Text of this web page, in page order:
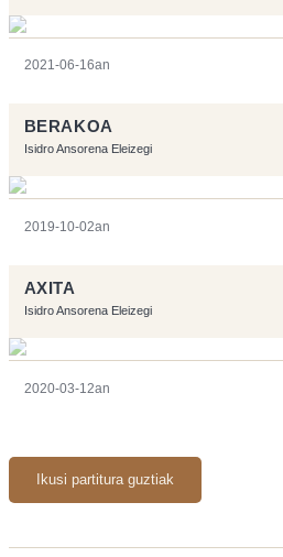
2021-06-16an
BERAKOA
Isidro Ansorena Eleizegi
2019-10-02an
AXITA
Isidro Ansorena Eleizegi
2020-03-12an
Ikusi partitura guztiak